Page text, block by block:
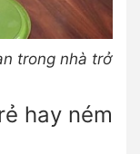
trong nhà trở
hay ném